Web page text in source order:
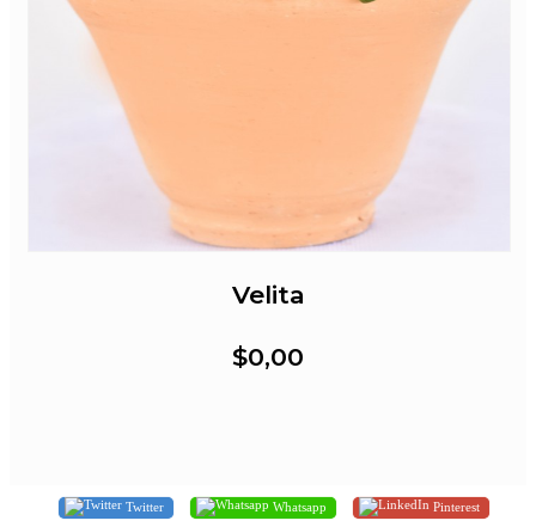
Velita
$0,00
Twitter Whatsapp Pinterest